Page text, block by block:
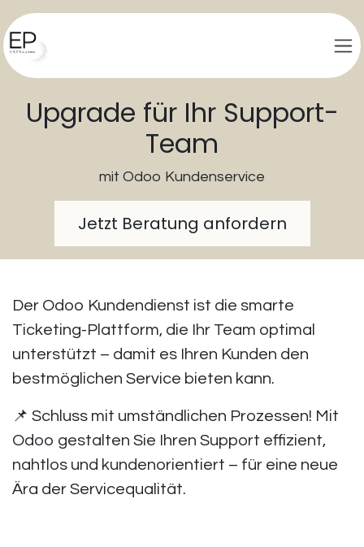
Skip to Content
Upgrade für Ihr Support-
Team
mit Odoo Kundenservice
Jetzt Beratung anfordern
Der Odoo Kundendienst ist die smarte
Ticketing-Plattform, die Ihr Team optimal
unterstützt – damit es Ihren Kunden den
bestmöglichen Service bieten kann.
📌 Schluss mit umständlichen Prozessen! Mit
Odoo gestalten Sie Ihren Support effizient,
nahtlos und kundenorientiert – für eine neue
Ära der Servicequalität.